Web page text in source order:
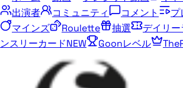
出演者
コミュニティ コメント プ
マインズ
Roulette 抽選 デイリ
ンスリーカードNEW Goonレベル